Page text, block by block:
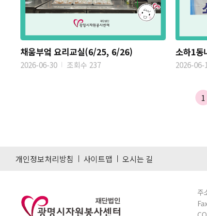
채움부엌 요리교실(6/25, 6/26)
2026-06-30 조회수 237
소하1동
2026-06-
1
개인정보처리방침 사이트맵 오시는 길
주